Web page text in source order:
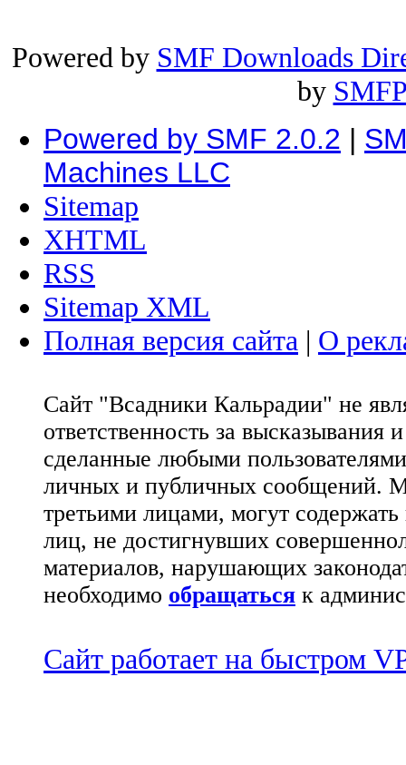
Powered by SMF Downloads
by
Powered by SMF 2.0.2 |
Machines LLC
Sitemap
XHTML
RSS
Sitemap XML
Полная версия сайта | О
Сайт "Всадники Кальрадии" не
ответственность за
сделанные любыми
личных и публичных сообщений.
третьими лицами, могут
лиц, не достигнувших
материалов, нарушающих
необходимо обращаться к
Сайт работает на быстром